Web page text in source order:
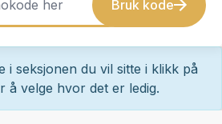
Bruk kode
i seksjonen du vil sitte i klikk på
å velge hvor det er ledig.